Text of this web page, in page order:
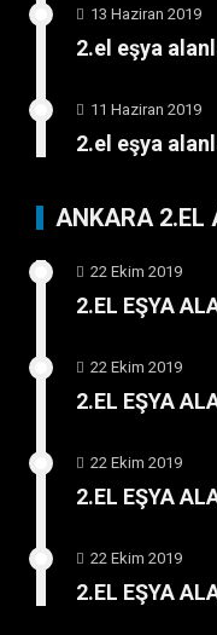
13 Haziran 2019
2.el eşya
11 Haziran 2019
2.el eşya
ANKARA 2.EL
22 Ekim 2019
2.EL EŞYA
22 Ekim 2019
2.EL EŞYA
22 Ekim 2019
2.EL EŞYA
22 Ekim 2019
2.EL EŞYA